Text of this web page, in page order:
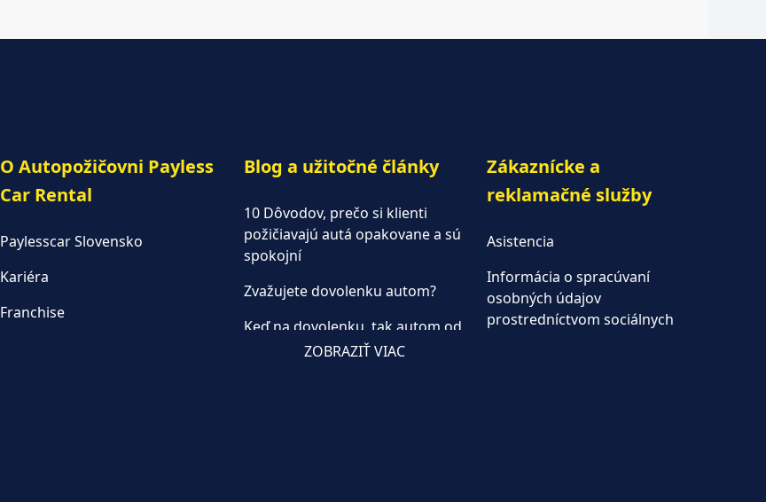
O Autopožičovni Payless
Car Rental
Paylesscar Slovensko
Kariéra
Franchise
Blog a užitočné články
10 Dôvodov, prečo si klienti
požičiavajú autá opakovane a sú
spokojní
Zvažujete dovolenku autom?
Keď na dovolenku, tak autom od
Paylesscar
Zákaznícke a
reklamačné služby
Asistencia
Informácia o spracúvaní
osobných údajov
prostredníctvom sociálnych
ZOBRAZIŤ VIAC